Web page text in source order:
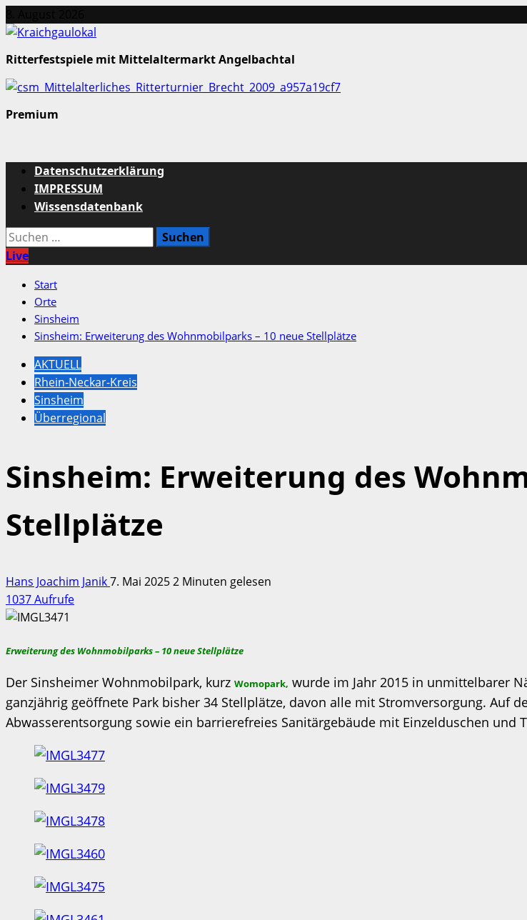
Inhalt
Ritterfestspiele mit Mittelaltermarkt Angelbachtal
Premium
Primäres
Menü
Datenschutzerklärung
IMPRESSUM
Wissensdatenbank
Suchen
nach:
Live
Start
Orte
Sinsheim
Sinsheim: Erweiterung des Wohnmobilparks – 10 neue Stellplätze
AKTUELL
Rhein-Neckar-Kreis
Sinsheim
Überregional
Sinsheim: Erweiterung des
Stellplätze
Hans Joachim Janik7. Mai 20252 Minuten gelesen
1037 Aufrufe
Erweiterung des Wohnmobilparks – 10 neue Stellplätze
Der Sinsheimer Wohnmobilpark, kurz Womopark, wurde im Jahr 2015 in unmittelbarer
ganzjährig geöffnete Park bisher 34 Stellplätze, davon alle mit Stromversorgung. Auf
Abwasserentsorgung sowie ein barrierefreies Sanitärgebäude mit Einzelduschen und